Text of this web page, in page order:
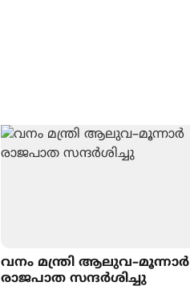
വനം മന്ത്രി ആലുവ–മൂന്നാർ
രാജപാത സന്ദർശിച്ചു